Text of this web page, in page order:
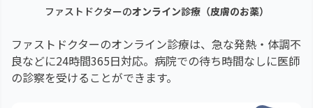
ファストドクターのオンライン診療（皮膚のお薬）
ファストドクターのオンライン診療は、急な発熱・体調不
良などに24時間365日対応。 病院での待ち時間なしに医師
の診察を受けることができます。